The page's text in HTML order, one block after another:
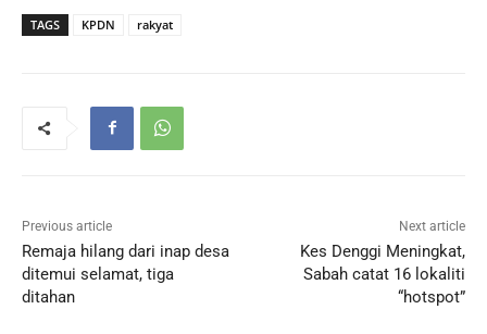
TAGS KPDN rakyat
Previous article
Remaja hilang dari inap desa
ditemui selamat, tiga
ditahan
Next article
Kes Denggi Meningkat,
Sabah catat 16 lokaliti
“hotspot”